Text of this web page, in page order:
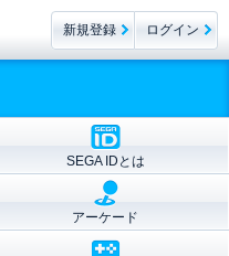
SEGA IDとは
アーケード
新規登録 ログイン